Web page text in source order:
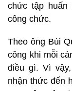
chức tập huấn
công chức.
Theo ông Bùi
công khi mỗi
điều gì. Vì
nhận thức đến